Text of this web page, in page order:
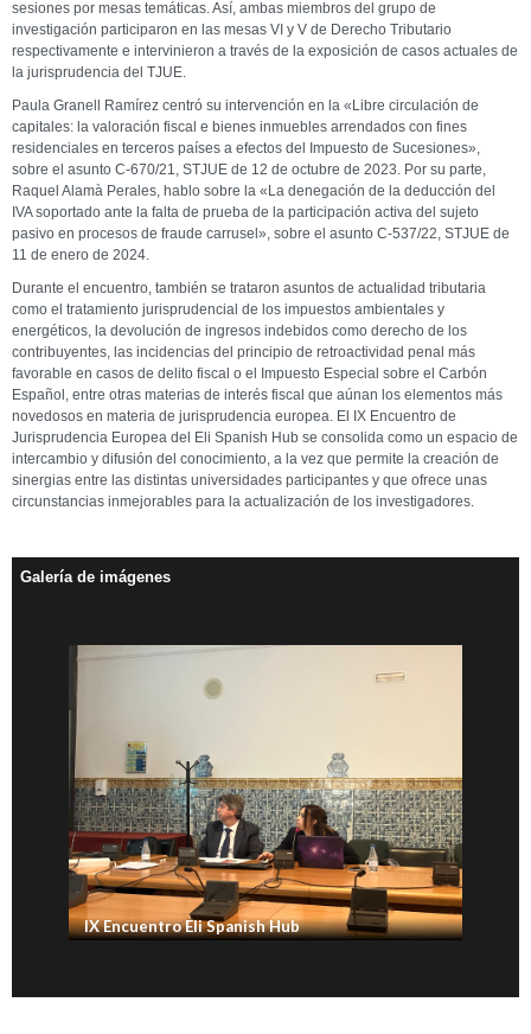
sesiones por mesas temáticas. Así, ambas miembros del grupo de
investigación participaron en las mesas VI y V de Derecho Tributario
respectivamente e intervinieron a través de la exposición de casos actuales de
la jurisprudencia del TJUE.
Paula Granell Ramírez centró su intervención en la «Libre circulación de
capitales: la valoración fiscal e bienes inmuebles arrendados con fines
residenciales en terceros países a efectos del Impuesto de Sucesiones»,
sobre el asunto C-670/21, STJUE de 12 de octubre de 2023. Por su parte,
Raquel Alamà Perales, hablo sobre la «La denegación de la deducción del
IVA soportado ante la falta de prueba de la participación activa del sujeto
pasivo en procesos de fraude carrusel», sobre el asunto C-537/22, STJUE de
11 de enero de 2024.
Durante el encuentro, también se trataron asuntos de actualidad tributaria
como el tratamiento jurisprudencial de los impuestos ambientales y
energéticos, la devolución de ingresos indebidos como derecho de los
contribuyentes, las incidencias del principio de retroactividad penal más
favorable en casos de delito fiscal o el Impuesto Especial sobre el Carbón
Español, entre otras materias de interés fiscal que aúnan los elementos más
novedosos en materia de jurisprudencia europea. El IX Encuentro de
Jurisprudencia Europea del Eli Spanish Hub se consolida como un espacio de
intercambio y difusión del conocimiento, a la vez que permite la creación de
sinergias entre las distintas universidades participantes y que ofrece unas
circunstancias inmejorables para la actualización de los investigadores.
Galería de imágenes
IX Encuentro Eli Spanish Hub